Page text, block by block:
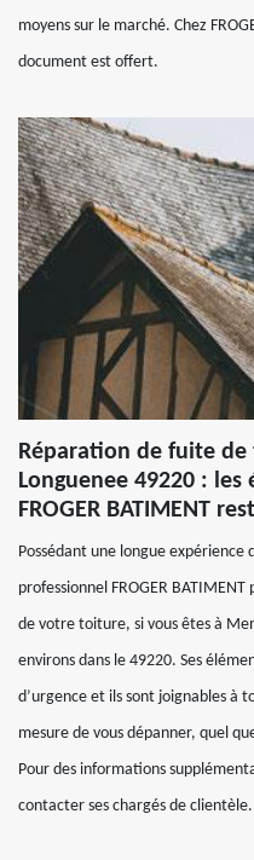
moyens sur le marché. Chez
document est offert.
Réparation de fuite
Longuenee 49220 :
FROGER BATIMENT
Possédant une longue expérience
professionnel FROGER
de votre toiture, si vous êtes à
environs dans le 49220. Ses
d’urgence et ils sont joignables à
mesure de vous dépanner, quel
Pour des informations
contacter ses chargés de clientèle.